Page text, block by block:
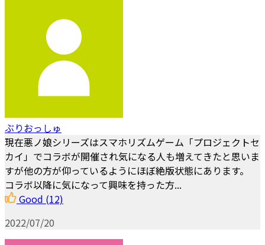
ぶりおっしゅ
現在悪ノ娘シリーズはスマホリズムゲーム「プロジェクトセ
カイ」でコラボが開催され気になる人も増えてきたと思いま
すが他の方が仰っているようにほぼ絶版状態にあります。
コラボ以降に気になって興味を持った方...
Good (12)
2022/07/20